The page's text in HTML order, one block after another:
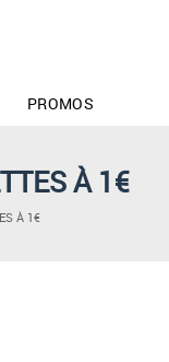
PROMOS
À 1€
À 1€